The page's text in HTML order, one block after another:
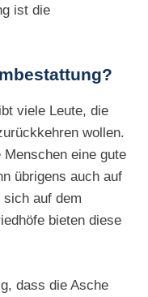
ist die
viele Leute, die
wollen.
eine gute
übrigens auch auf
auf dem
bieten diese
dass die Asche